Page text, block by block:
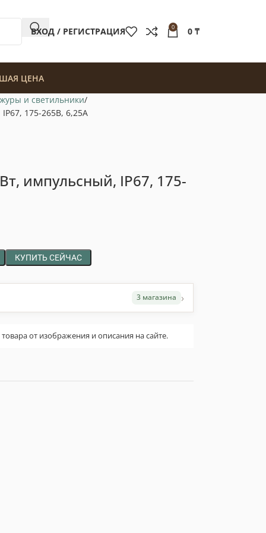
ВХОД / РЕГИСТРАЦИЯ 0 0 ₸
ЦЕНА
и светильники
175-265В, 6,25А
импульсный, IP67, 175-
КУПИТЬ СЕЙЧАС
3 магазина ›
от изображения и описания на сайте.